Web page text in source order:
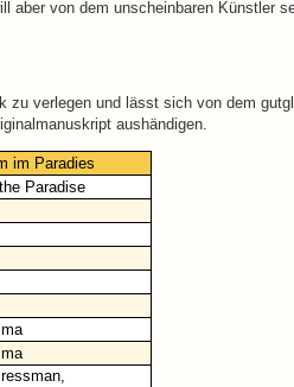
aber von dem unscheinbaren Künstler
zu verlegen und lässt sich von dem
aushändigen.
im Paradies
Paradise